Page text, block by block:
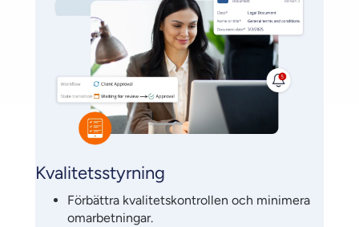
Kvalitetsstyrning
Förbättra kvalitetskontrollen och minimera
omarbetningar.